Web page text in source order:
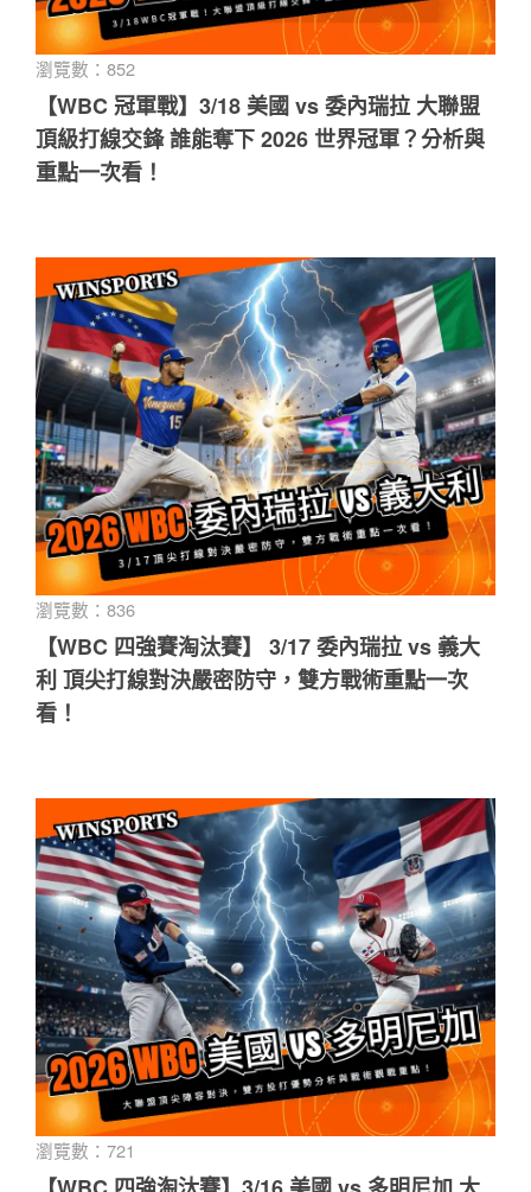
瀏覽數：852
【WBC 冠軍戰】3/18 美國 vs 委內瑞拉 大聯盟
頂級打線交鋒 誰能奪下 2026 世界冠軍？分析與
重點一次看！
瀏覽數：836
【WBC 四強賽淘汰賽】 3/17 委內瑞拉 vs 義大
利 頂尖打線對決嚴密防守，雙方戰術重點一次
看！
瀏覽數：721